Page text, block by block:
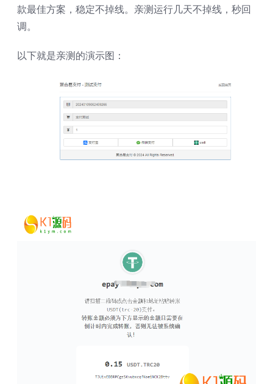
款最佳方案，稳定不掉线。亲测运行几天不掉线，秒回
调。
以下就是亲测的演示图：